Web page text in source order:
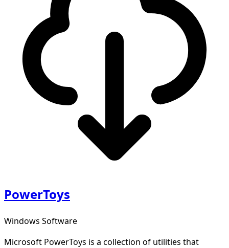
PowerToys
Windows Software
Microsoft PowerToys is a collection of utilities that